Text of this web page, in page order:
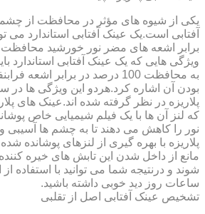
یکی از شیوه های مؤثر در محافظت از
آفتابی است.یک عینک آفتابی استاندارد می
برابر اشعه های مضر نور خورشید محافظت
ویژگی هایی که یک عینک آفتابی استاندارد
به محافظت 100 درصد در برابر
بودن آن اشاره کرد.هردو این ویژگی ها در
پلاریزه در نظر گرفته شده اند.عینک های
که لنز آن ها با یک فیلم شیمیایی خاص
نور را کاهش می دهند تا به چشم ها آسیبی
پلاریزه با بهره گیری از لنزهای پوشانده
مانع از داخل شدن این تابش های خیره
شوند و درنتیجه شما می توانید با استفاده
ساعات روز دید خوبی داشته باشید.
تشخیص عینک آفتابی اصل از تقلبی